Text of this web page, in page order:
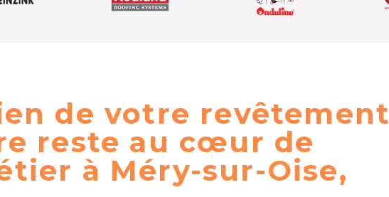
de votre revêtement
reste au cœur de
à Méry-sur-Oise,